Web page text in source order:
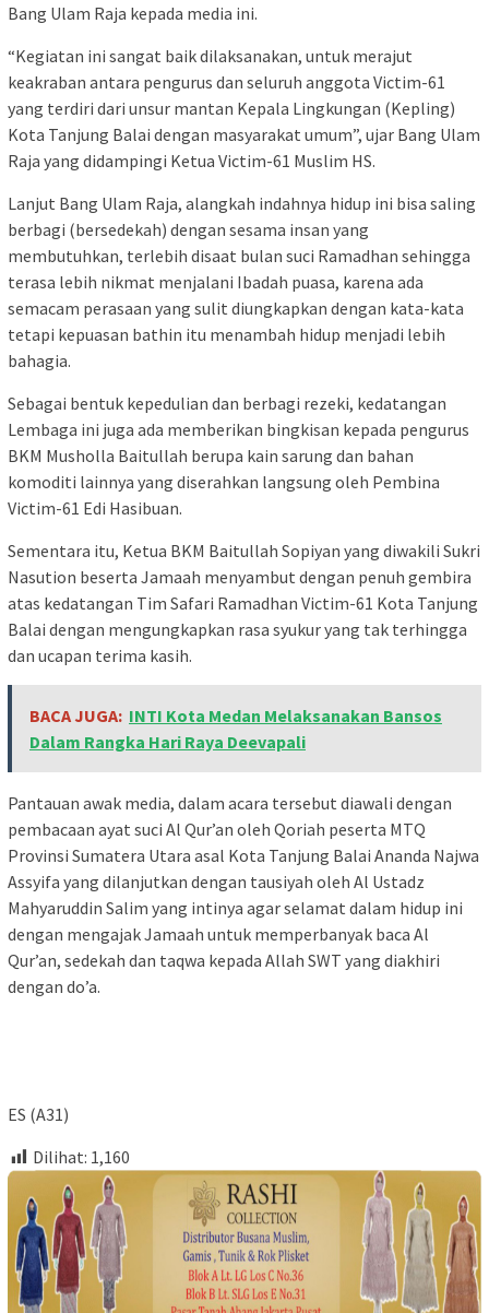
Bang Ulam Raja kepada media ini.
“Kegiatan ini sangat baik dilaksanakan, untuk merajut
keakraban antara pengurus dan seluruh anggota Victim-61
yang terdiri dari unsur mantan Kepala Lingkungan (Kepling)
Kota Tanjung Balai dengan masyarakat umum”, ujar Bang Ulam
Raja yang didampingi Ketua Victim-61 Muslim HS.
Lanjut Bang Ulam Raja, alangkah indahnya hidup ini bisa saling
berbagi (bersedekah) dengan sesama insan yang
membutuhkan, terlebih disaat bulan suci Ramadhan sehingga
terasa lebih nikmat menjalani Ibadah puasa, karena ada
semacam perasaan yang sulit diungkapkan dengan kata-kata
tetapi kepuasan bathin itu menambah hidup menjadi lebih
bahagia.
Sebagai bentuk kepedulian dan berbagi rezeki, kedatangan
Lembaga ini juga ada memberikan bingkisan kepada pengurus
BKM Musholla Baitullah berupa kain sarung dan bahan
komoditi lainnya yang diserahkan langsung oleh Pembina
Victim-61 Edi Hasibuan.
Sementara itu, Ketua BKM Baitullah Sopiyan yang diwakili Sukri
Nasution beserta Jamaah menyambut dengan penuh gembira
atas kedatangan Tim Safari Ramadhan Victim-61 Kota Tanjung
Balai dengan mengungkapkan rasa syukur yang tak terhingga
dan ucapan terima kasih.
BACA JUGA: INTI Kota Medan Melaksanakan Bansos
Dalam Rangka Hari Raya Deevapali
Pantauan awak media, dalam acara tersebut diawali dengan
pembacaan ayat suci Al Qur’an oleh Qoriah peserta MTQ
Provinsi Sumatera Utara asal Kota Tanjung Balai Ananda Najwa
Assyifa yang dilanjutkan dengan tausiyah oleh Al Ustadz
Mahyaruddin Salim yang intinya agar selamat dalam hidup ini
dengan mengajak Jamaah untuk memperbanyak baca Al
Qur’an, sedekah dan taqwa kepada Allah SWT yang diakhiri
dengan do’a.
ES (A31)
Dilihat: 1,160